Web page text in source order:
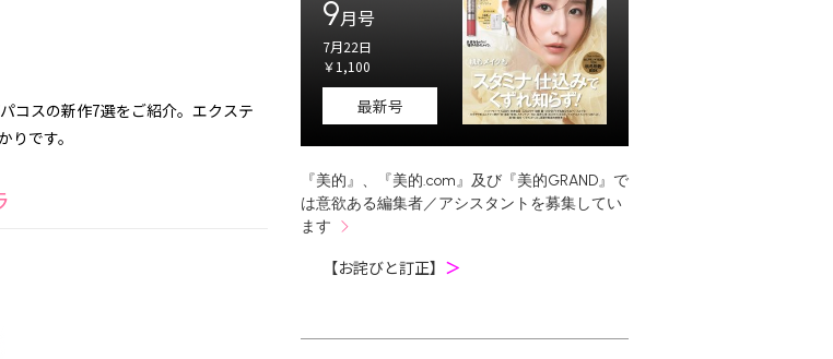
コスの新作7選をご紹介。エクステ
です。
9月号
7月22日
￥1,100
最新号
『美的』、『美的.com』及び『美的GRAND』で
は意欲ある編集者／アシスタントを募集してい
ます
【お詫びと訂正】 ＞